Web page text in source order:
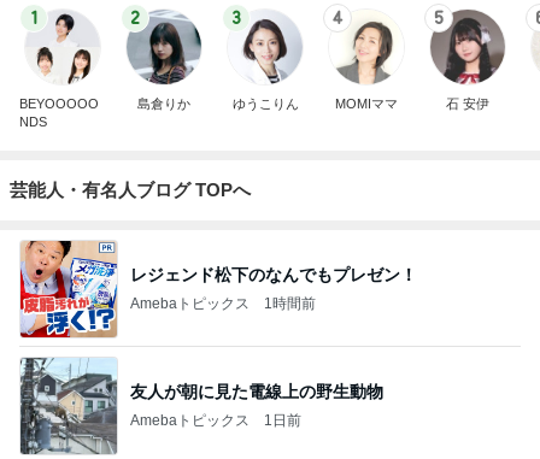
1
BEYOOOOO
NDS
2
島倉りか
3
ゆうこりん
4
MOMIママ
5
石 安伊
芸能人・有名人ブログ TOPへ
レジェンド松下のなんでもプレゼン！
Amebaトピックス 1時間前
友人が朝に見た電線上の野生動物
Amebaトピックス 1日前